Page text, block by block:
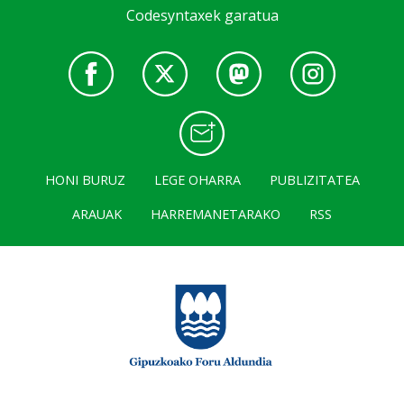
Codesyntaxek garatua
HONI BURUZ LEGE OHARRA
PUBLIZITATEA
ARAUAK
HARREMANETARAKO RSS